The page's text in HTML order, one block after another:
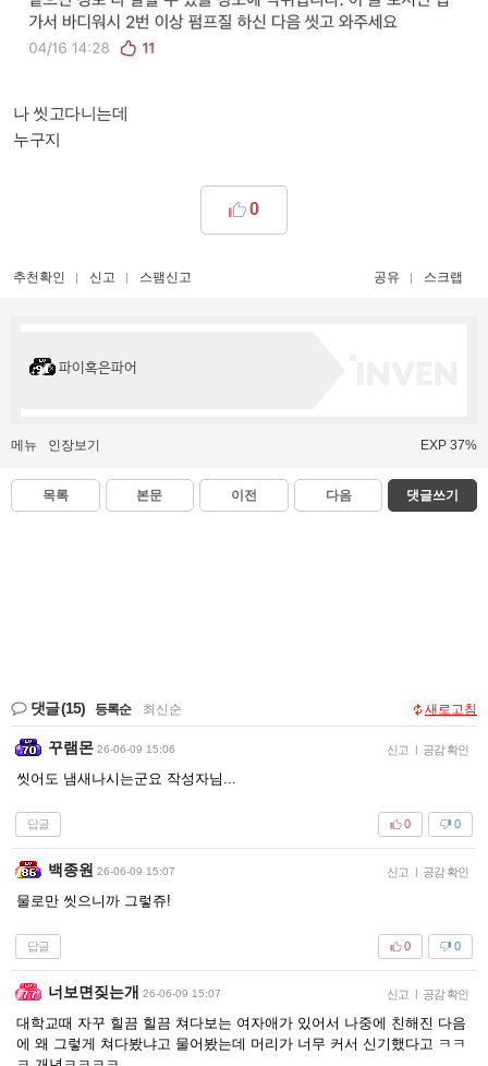
나 씻고다니는데
누구지
0
추천확인 신고 스팸신고 공유 스크랩
파이혹은파어
메뉴 인장보기 EXP 37%
목록 본문 이전 다음 댓글쓰기
댓글(15) 등록순 최신순 새로고침
꾸램몬 26-06-09 15:06 신고 | 공감 확인
씻어도 냄새나시는군요 작성자님...
답글 0
0
백종원 26-06-09 15:07 신고 | 공감 확인
물로만 씻으니까 그렇쥬!
답글 0
0
너보면짖는개 26-06-09 15:07 신고 | 공감 확인
대학교때 자꾸 힐끔 힐끔 쳐다보는 여자애가 있어서 나중에 친해진 다음
에 왜 그렇게 쳐다봤냐고 물어봤는데 머리가 너무 커서 신기했다고 ㅋㅋ